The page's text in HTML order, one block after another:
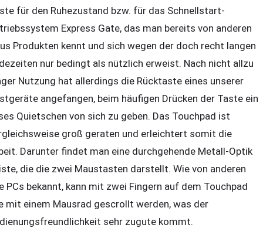
für den Ruhezustand bzw. für das Schnellstart-
Express Gate, das man bereits von anderen
Produkten kennt und sich wegen der doch recht langen
nur bedingt als nützlich erweist. Nach nicht allzu
Nutzung hat allerdings die Rücktaste eines unserer
angefangen, beim häufigen Drücken der Taste ein
Quietschen von sich zu geben. Das Touchpad ist
groß geraten und erleichtert somit die
Darunter findet man eine durchgehende Metall-Optik
die die zwei Maustasten darstellt. Wie von anderen
PCs bekannt, kann mit zwei Fingern auf dem Touchpad
mit einem Mausrad gescrollt werden, was der
sehr zugute kommt.